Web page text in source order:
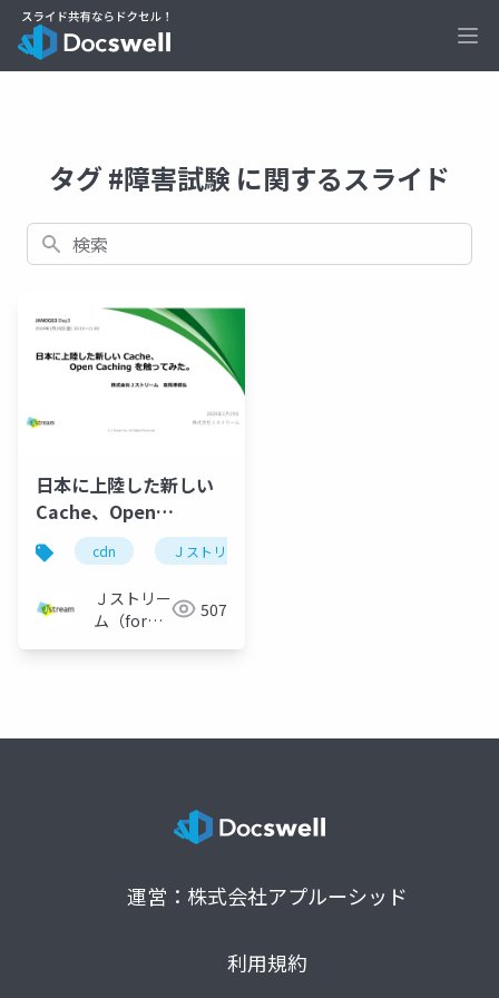
タグ #障害試験 に関するスライド
検索
日本に上陸した新しい
Cache、Open
Caching を触ってみ
た。
_JANOG53_20240119
cdn Ｊストリーム
Ｊストリー
ム（for
507
運営：株式会社アプルーシッド
利用規約